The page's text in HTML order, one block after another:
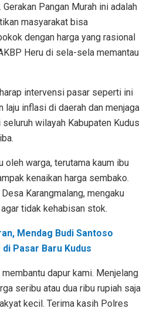
Pangan Murah ini adalah
masyarakat bisa
dengan harga yang rasional
Heru di sela-sela memantau
intervensi pasar seperti ini
laju inflasi di daerah dan menjaga
wilayah Kabupaten Kudus
oleh warga, terutama kaum ibu
kenaikan harga sembako.
Karangmalang, mengaku
tidak kehabisan stok.
Mendag Budi Santoso
Pasar Baru Kudus
dapur kami. Menjelang
seribu atau dua ribu rupiah saja
kecil. Terima kasih Polres